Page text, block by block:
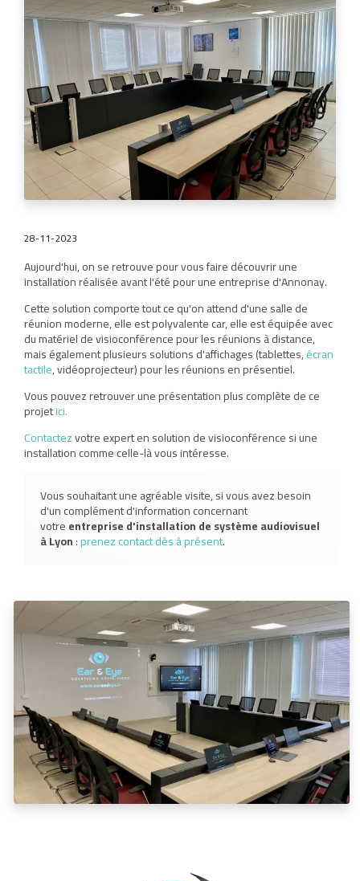
28-11-2023
Aujourd'hui, on se retrouve pour vous faire découvrir une
installation réalisée avant l'été pour une entreprise d'Annonay.
Cette solution comporte tout ce qu'on attend d'une salle de
réunion moderne, elle est polyvalente car, elle est équipée avec
du matériel de visioconférence pour les réunions à distance,
mais également plusieurs solutions d'affichages (tablettes,écran
tactile, vidéoprojecteur) pour les réunions en présentiel.
Vous pouvez retrouver une présentation plus complète de ce
projetici.
Contactezvotre expert en solution de visioconférence si une
installation comme celle-là vous intéresse.
Vous souhaitant une agréable visite, si vous avez besoin
d'un complément d'information concernant
votreentreprise d'installation de système audiovisuel
à Lyon:prenez contact dès à présent.